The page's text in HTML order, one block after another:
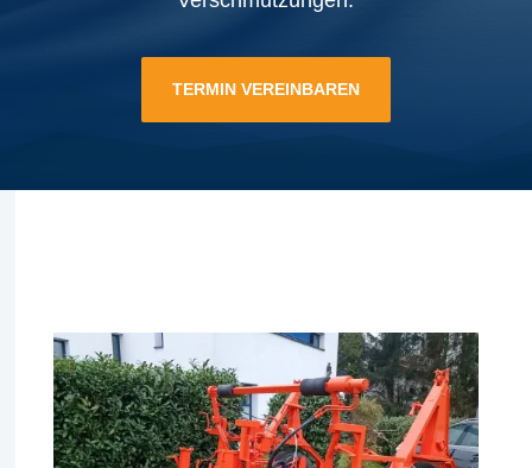
TERMIN VEREINBAREN